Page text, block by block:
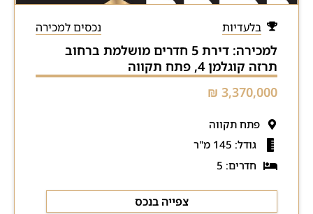
בלעדיות נכסים למכירה
למכירה: דירת 5 חדרים מושלמת ברחוב
תרזה קוגלמן 4, פתח תקווה
3,370,000 ₪
פתח תקווה
גודל: 145 מ"ר
חדרים: 5
צפייה בנכס